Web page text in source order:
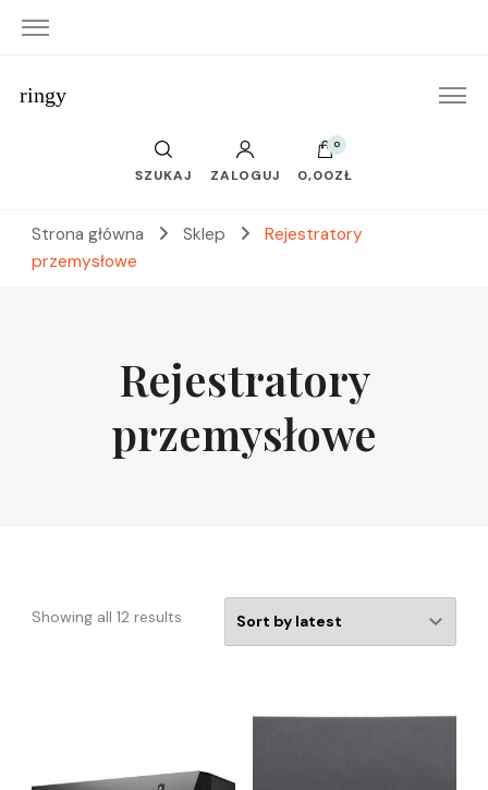
ringy
SZUKAJ ZALOGUJ
0
0,00ZŁ
Strona główna Sklep
Rejestratory
przemysłowe
Rejestratory
przemysłowe
Showing all 12 results